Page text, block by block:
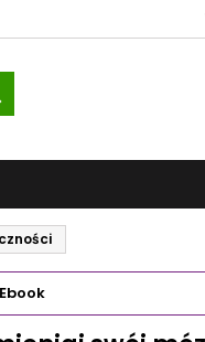
Ebook